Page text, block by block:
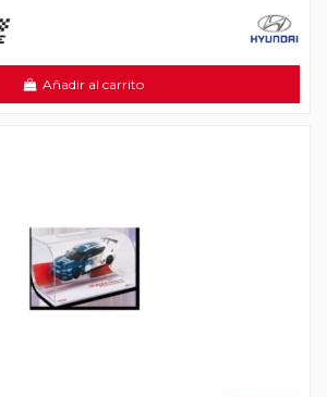
Añadir al carrito